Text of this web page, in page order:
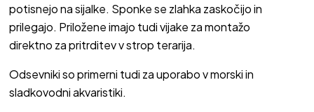
potisnejo na sijalke. Sponke se zlahka zaskočijo in
prilegajo. Priložene imajo tudi vijake za montažo
direktno za pritrditev v strop terarija.
Odsevniki so primerni tudi za uporabo v morski in
sladkovodni akvaristiki.